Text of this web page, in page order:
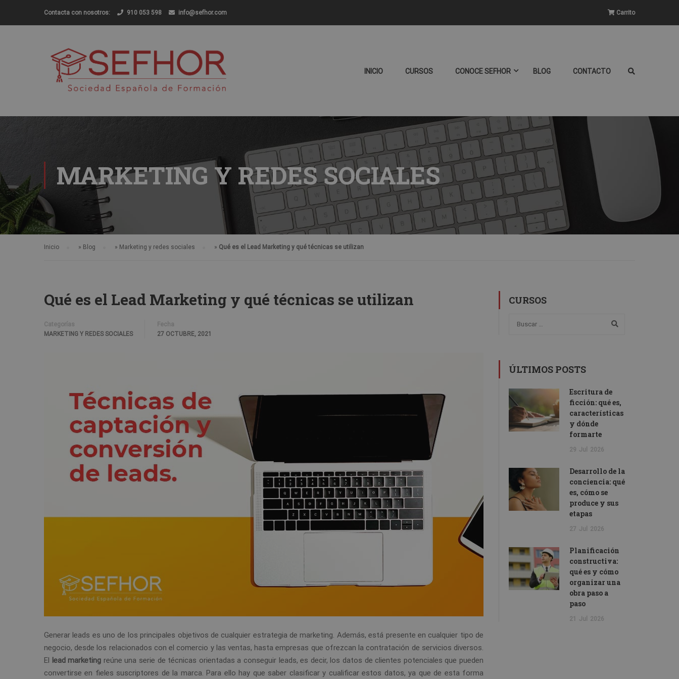
Contacta con nosotros: 910 053 598 info@sefhor.com Carrito
INICIO CURSOS CONOCE SEFHOR BLOG CONTACTO
MARKETING Y REDES SOCIALES
Inicio » Blog » Marketing y redes sociales » Qué es el Lead Marketing y qué técnicas se utilizan
Qué es el Lead Marketing y qué técnicas se utilizan
Categorías
MARKETING Y REDES SOCIALES
Fecha
27 OCTUBRE, 2021
Generar leads es uno de los principales objetivos de cualquier estrategia de marketing. Además, está presente en cualquier tipo de
negocio, desde los relacionados con el comercio y las ventas, hasta empresas que ofrezcan la contratación de servicios diversos.
El lead marketing reúne una serie de técnicas orientadas a conseguir leads, es decir, los datos de clientes potenciales que pueden
convertirse en fieles suscriptores de la marca. Para ello hay que saber clasificar y cualificar estos datos, ya que de esta forma
CURSOS
ÚLTIMOS POSTS
Escritura de
ficción: qué es,
características
y dónde
formarte
29 Jul 2026
Desarrollo de la
conciencia: qué
es, cómo se
produce y sus
etapas
27 Jul 2026
Planificación
constructiva:
qué es y cómo
organizar una
obra paso a
paso
21 Jul 2026